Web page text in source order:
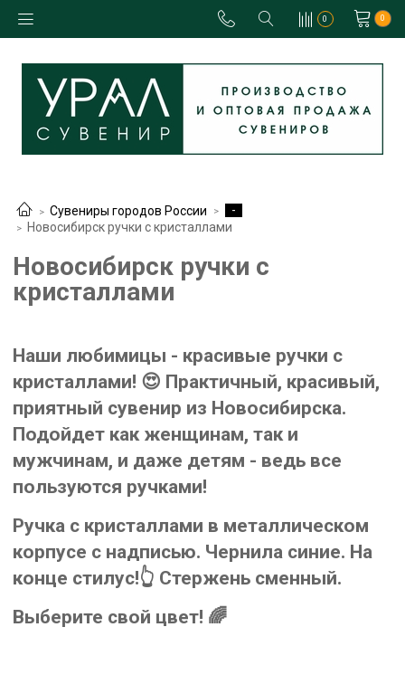
0 0
Сувениры городов России
-
Новосибирск ручки с кристаллами
Новосибирск ручки с
кристаллами
Наши любимицы - красивые ручки с
кристаллами! 😍 Практичный, красивый,
приятный сувенир из Новосибирска.
Подойдет как женщинам, так и
мужчинам, и даже детям - ведь все
пользуются ручками!
Ручка с кристаллами в металлическом
корпусе с надписью. Чернила синие. На
конце стилус!👆 Стержень сменный.
Выберите свой цвет! 🌈